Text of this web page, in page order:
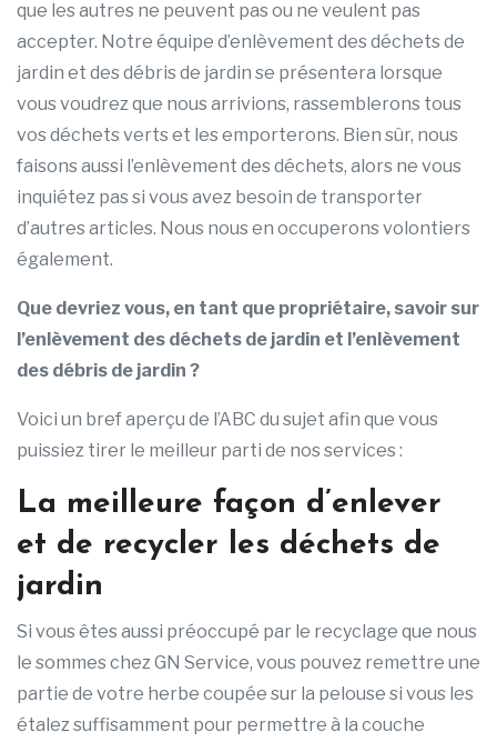
que les autres ne peuvent pas ou ne veulent pas
accepter. Notre équipe d’enlèvement des déchets de
jardin et des débris de jardin se présentera lorsque
vous voudrez que nous arrivions, rassemblerons tous
vos déchets verts et les emporterons. Bien sûr, nous
faisons aussi l’enlèvement des déchets, alors ne vous
inquiétez pas si vous avez besoin de transporter
d’autres articles. Nous nous en occuperons volontiers
également.
Que devriez vous, en tant que propriétaire, savoir sur
l’enlèvement des déchets de jardin et l’enlèvement
des débris de jardin ?
Voici un bref aperçu de l’ABC du sujet afin que vous
puissiez tirer le meilleur parti de nos services :
La meilleure façon d’enlever
et de recycler les déchets de
jardin
Si vous êtes aussi préoccupé par le recyclage que nous
le sommes chez GN Service, vous pouvez remettre une
partie de votre herbe coupée sur la pelouse si vous les
étalez suffisamment pour permettre à la couche